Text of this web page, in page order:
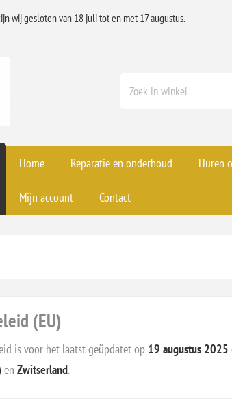
wij gesloten van 18 juli tot en met 17 augustus.
Home Reparatie en onderhoud Huren
Mijn account Contact
(EU)
is voor het laatst geüpdatet op 19 augustus 2025
en Zwitserland.